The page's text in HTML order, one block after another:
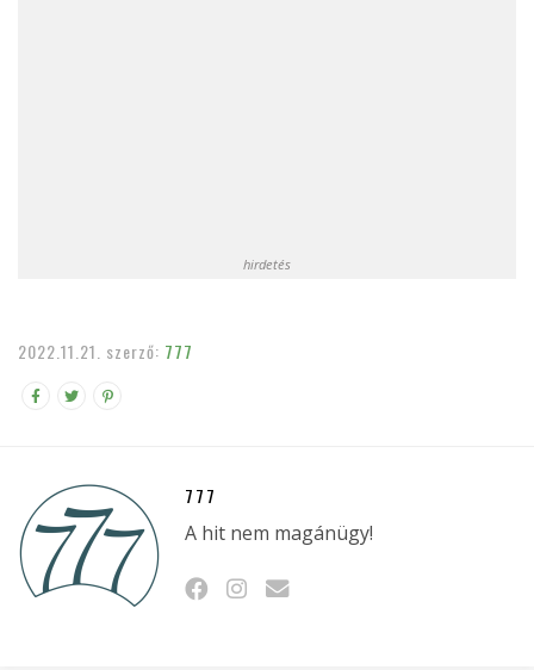
hirdetés
2022.11.21. szerző: 777
777
A hit nem magánügy!